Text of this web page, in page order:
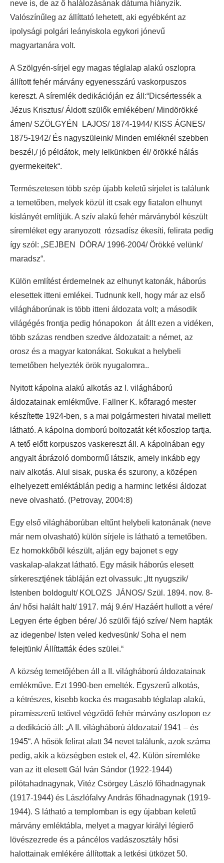
neve is, de az ő halálozásának dátuma hiányzik.
Valószínűleg az állíttató lehetett, aki egyébként az
ipolysági polgári leányiskola egykori jónevű
magyartanára volt.
A Szölgyén-sírjel egy magas téglalap alakú oszlopra
állított fehér márvány egyenesszárú vaskorpuszos
kereszt. A síremlék dedikációján ez áll:“Dicsértessék a
Jézus Krisztus/ Áldott szülők emlékében/ Mindörökké
ámen/ SZÖLGYÉN LAJOS/ 1874-1944/ KISS ÁGNES/
1875-1942/ És nagyszüleink/ Minden emléknél szebben
beszél,/ jó példátok, mely lelkünkben él/ örökké hálás
gyermekeitek“.
Természetesen több szép újabb keletű sírjelet is találunk
a temetőben, melyek közül itt csak egy fiatalon elhunyt
kislányét említjük. A szív alakú fehér márványból készült
síremléket egy aranyozott rózsadísz ékesíti, felirata pedig
így szól: „SEJBEN DÓRA/ 1996-2004/ Örökké velünk/
maradsz“.
Külön említést érdemelnek az elhunyt katonák, háborús
elesettek itteni emlékei. Tudnunk kell, hogy már az első
világháborúnak is több itteni áldozata volt; a második
világégés frontja pedig hónapokon át állt ezen a vidéken,
több százas rendben szedve áldozatait: a német, az
orosz és a magyar katonákat. Sokukat a helybeli
temetőben helyezték örök nyugalomra..
Nyitott kápolna alakú alkotás az I. világháború
áldozatainak emlékműve. Fallner K. kőfaragó mester
készítette 1924-ben, s a mai polgármesteri hivatal mellett
látható. A kápolna domború boltozatát két kőoszlop tartja.
A tető előtt korpuszos vaskereszt áll. A kápolnában egy
angyalt ábrázoló dombormű látszik, amely inkább egy
naiv alkotás. Alul sisak, puska és szurony, a középen
elhelyezett emléktáblán pedig a harminc letkési áldozat
neve olvasható. (Petrovay, 2004:8)
Egy első világháborúban eltűnt helybeli katonának (neve
már nem olvasható) külön sírjele is látható a temetőben.
Ez homokkőből készült, alján egy bajonet s egy
vaskalap-alakzat látható. Egy másik háborús elesett
sírkeresztjének tábláján ezt olvassuk: „Itt nyugszik/
Istenben boldogult/ KOLOZS JÁNOS/ Szül. 1894. nov. 8-
án/ hősi halált halt/ 1917. máj 9.én/ Hazáért hullott a vére/
Legyen érte égben bére/ Jó szülői fájó szíve/ Nem hapták
az idegenbe/ Isten veled kedvesünk/ Soha el nem
felejtünk/ Állíttatták édes szülei.“
A község temetőjében áll a II. világháború áldozatainak
emlékműve. Ezt 1990-ben emelték. Egyszerű alkotás,
a kétrészes, kisebb kocka és magasabb téglalap alakú,
piramisszerű tetővel végződő fehér márvány oszlopon ez
a dedikáció áll: „A II. világháború áldozatai/ 1941 – és
1945“. A hősök felirat alatt 34 nevet találunk, azok száma
pedig, akik a községben estek el, 42. Külön síremléke
van az itt elesett Gál Iván Sándor (1922-1944)
pilótahadnagynak, Vitéz Csörgey László főhadnagynak
(1917-1944) és Lászlófalvy András főhadnagynak (1919-
1944). S látható a templomban is egy újabban keletű
márvány emléktábla, melyet a magyar királyi légierő
lövészezrede és a páncélos vadászosztály hősi
halottainak emlékére állítottak a letkési ütközet 50.